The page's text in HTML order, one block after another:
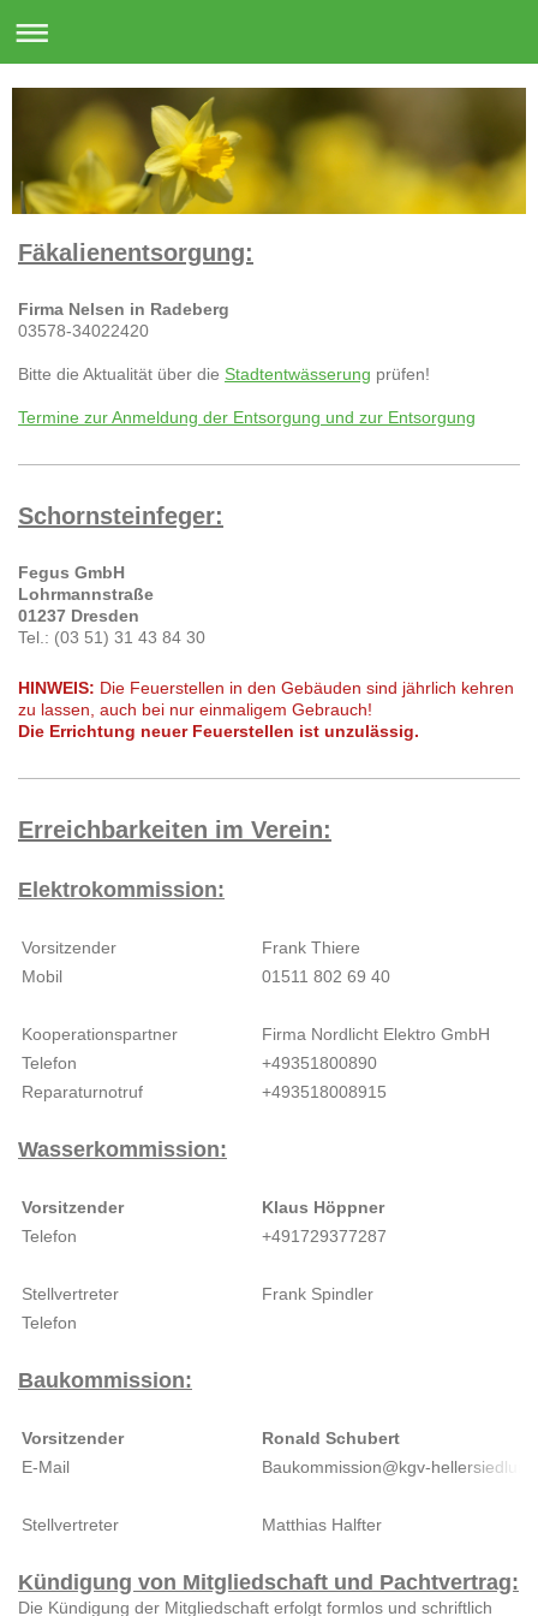
Fäkalienentsorgung:
Firma Nelsen in Radeberg
03578-34022420
Bitte die Aktualität über die Stadtentwässerung prüfen!
Termine zur Anmeldung der Entsorgung und zur Entsorgung
Schornsteinfeger:
Fegus GmbH
Lohrmannstraße
01237 Dresden
Tel.: (03 51) 31 43 84 30
HINWEIS: Die Feuerstellen in den Gebäuden sind jährlich kehren
zu lassen, auch bei nur einmaligem Gebrauch!
Die Errichtung neuer Feuerstellen ist unzulässig.
Erreichbarkeiten im Verein:
Elektrokommission:
Vorsitzender
Frank Thiere
Mobil
01511 802 69 40
Kooperationspartner
Firma Nordlicht Elektro GmbH
Telefon
+49351800890
Reparaturnotruf
+493518008915
Wasserkommission:
Vorsitzender
Klaus Höppner
Telefon
+491729377287
Stellvertreter
Frank Spindler
Telefon
Baukommission:
Vorsitzender
Ronald Schubert
E-Mail
Baukommission@kgv-
Stellvertreter Matthias Halfter
Kündigung von Mitgliedschaft und Pachtvertrag:
Die Kündigung der Mitgliedschaft erfolgt formlos und schriftlich